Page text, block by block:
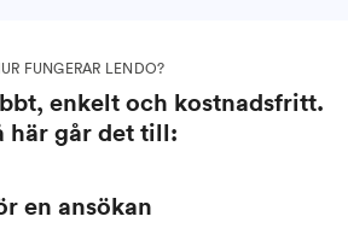
FUNGERAR LENDO?
enkelt och kostnadsfritt.
här går det till:
en ansökan